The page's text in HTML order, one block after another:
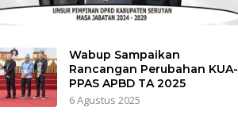
Wabup Sampaikan
Rancangan Perubahan KUA-
PPAS APBD TA 2025
6 Agustus 2025